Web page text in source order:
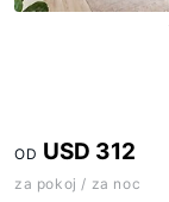
OD USD 312
za pokoj / za noc